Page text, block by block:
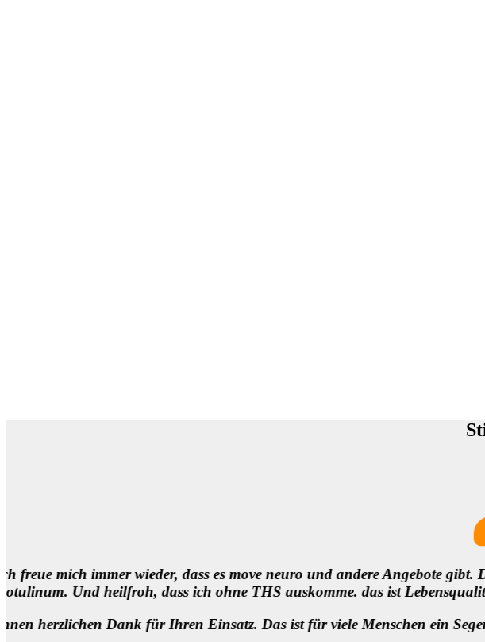
ist doch unmittelbar hilfreich. Vielen Dank! Genauso bin ich unheimlich